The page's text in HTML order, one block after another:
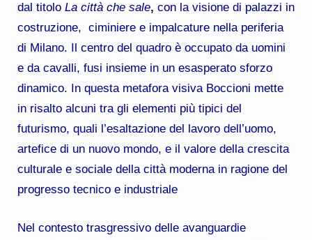
dal titolo La città che sale, con la visione di palazzi in
costruzione, ciminiere e impalcature nella periferia
di Milano. Il centro del quadro è occupato da uomini
e da cavalli, fusi insieme in un esasperato sforzo
dinamico. In questa metafora visiva Boccioni mette
in risalto alcuni tra gli elementi più tipici del
futurismo, quali l’esaltazione del lavoro dell’uomo,
artefice di un nuovo mondo, e il valore della crescita
culturale e sociale della città moderna in ragione del
progresso tecnico e industriale
Nel contesto trasgressivo delle avanguardie